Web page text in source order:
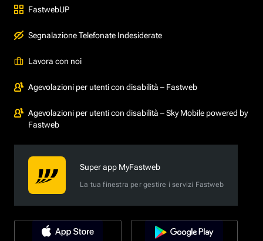
FastwebUP
Segnalazione Telefonate Indesiderate
Lavora con noi
Agevolazioni per utenti con disabilità – Fastweb
Agevolazioni per utenti con disabilità – Sky Mobile powered by
Fastweb
Super app MyFastweb
La tua finestra per gestire i servizi Fastweb